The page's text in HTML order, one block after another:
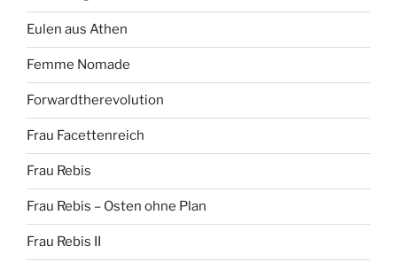
Eulen aus Athen
Femme Nomade
Forwardtherevolution
Frau Facettenreich
Frau Rebis
Frau Rebis – Osten ohne Plan
Frau Rebis II